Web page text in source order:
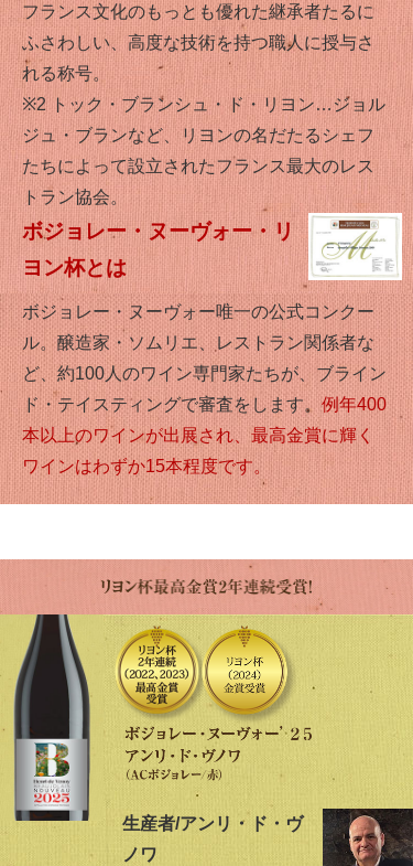
フランス文化のもっとも優れた継承者たるに
ふさわしい、高度な技術を持つ職人に授与さ
れる称号。
※2 トック・ブランシュ・ド・リヨン…ジョル
ジュ・ブランなど、リヨンの名だたるシェフ
たちによって設立されたフランス最大のレス
トラン協会。
ボジョレー・ヌーヴォー・リ
ヨン杯とは
ボジョレー・ヌーヴォー唯一の公式コンクー
ル。醸造家・ソムリエ、レストラン関係者な
ど、約100人のワイン専門家たちが、ブライン
ド・テイスティングで審査をします。例年400
本以上のワインが出展され、最高金賞に輝く
ワインはわずか15本程度です。
生産者/アンリ・ド・ヴ
ノワ